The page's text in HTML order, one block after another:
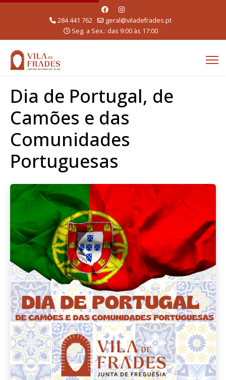
284 441 762
geral@viladefrades.pt
Seg. a Sex.: das 9:00 às 17:00
Dia de Portugal, de
Camões e das
Comunidades
Portuguesas